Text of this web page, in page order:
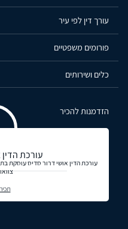
עורך דין לפי עיר
פורומים משפטיים
כלים ושירותים
הזדמנות להכיר
עורכת
עורכת הדין אושי דרור סדיס עוסקת